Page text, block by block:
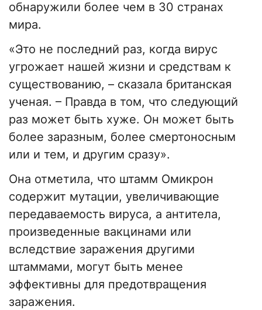
обнаружили более чем в 30 странах
мира.
«Это не последний раз, когда вирус
угрожает нашей жизни и средствам к
существованию, – сказала британская
ученая. – Правда в том, что следующий
раз может быть хуже. Он может быть
более заразным, более смертоносным
или и тем, и другим сразу».
Она отметила, что штамм Омикрон
содержит мутации, увеличивающие
передаваемость вируса, а антитела,
произведенные вакцинами или
вследствие заражения другими
штаммами, могут быть менее
эффективны для предотвращения
заражения.